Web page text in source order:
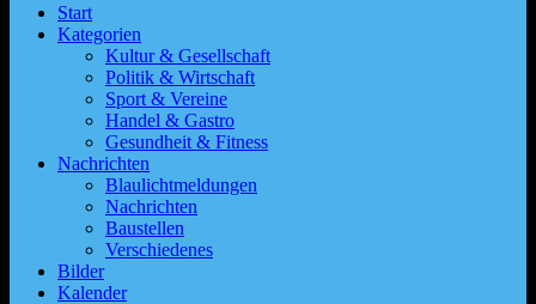
Start
Kategorien
Kultur & Gesellschaft
Politik & Wirtschaft
Sport & Vereine
Handel & Gastro
Gesundheit & Fitness
Nachrichten
Blaulichtmeldungen
Nachrichten
Baustellen
Verschiedenes
Bilder
Kalender